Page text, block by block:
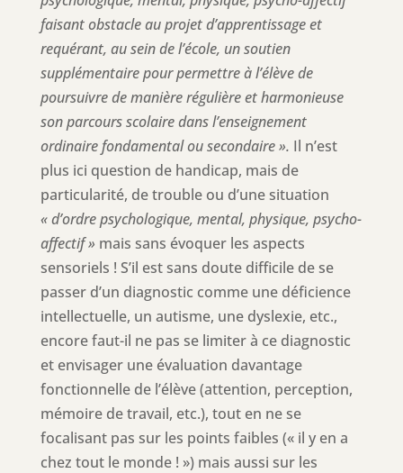
faisant obstacle au projet d’apprentissage et
requérant, au sein de l’école, un soutien
supplémentaire pour permettre à l’élève de
poursuivre de manière régulière et harmonieuse
son parcours scolaire dans l’enseignement
ordinaire fondamental ou secondaire ». Il n’est
plus ici question de handicap, mais de
particularité, de trouble ou d’une situation
« d’ordre psychologique, mental, physique, psycho-
affectif » mais sans évoquer les aspects
sensoriels ! S’il est sans doute difficile de se
passer d’un diagnostic comme une déficience
intellectuelle, un autisme, une dyslexie, etc.,
encore faut-il ne pas se limiter à ce diagnostic
et envisager une évaluation davantage
fonctionnelle de l’élève (attention, perception,
mémoire de travail, etc.), tout en ne se
focalisant pas sur les points faibles (« il y en a
chez tout le monde ! ») mais aussi sur les